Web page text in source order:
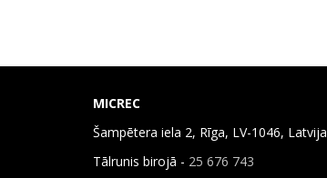
MICREC
Šampētera iela 2, Rīga, LV-1046, Latvija
Tālrunis birojā - 25 676 743